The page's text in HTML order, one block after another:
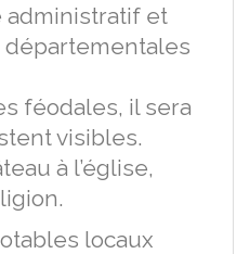
administratif et
départementales
féodales, il sera
visibles.
à l’église,
locaux